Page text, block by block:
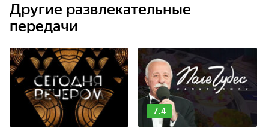
Другие развлекательные
передачи
7.4